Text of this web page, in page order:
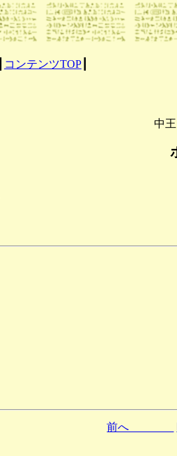
コンテンツTOP┃
中
前へ